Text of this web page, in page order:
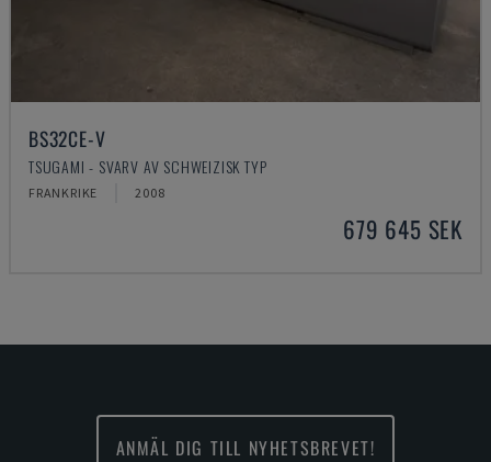
BS32CE-V
TSUGAMI - SVARV AV SCHWEIZISK TYP
FRANKRIKE 2008
679 645 SEK
ANMÄL DIG TILL NYHETSBREVET!